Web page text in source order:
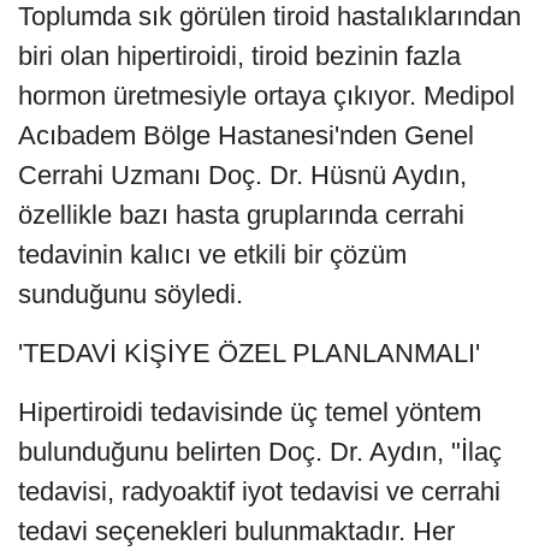
Toplumda sık görülen tiroid hastalıklarından
biri olan hipertiroidi, tiroid bezinin fazla
hormon üretmesiyle ortaya çıkıyor. Medipol
Acıbadem Bölge Hastanesi'nden Genel
Cerrahi Uzmanı Doç. Dr. Hüsnü Aydın,
özellikle bazı hasta gruplarında cerrahi
tedavinin kalıcı ve etkili bir çözüm
sunduğunu söyledi.
'TEDAVİ KİŞİYE ÖZEL PLANLANMALI'
Hipertiroidi tedavisinde üç temel yöntem
bulunduğunu belirten Doç. Dr. Aydın, "İlaç
tedavisi, radyoaktif iyot tedavisi ve cerrahi
tedavi seçenekleri bulunmaktadır. Her